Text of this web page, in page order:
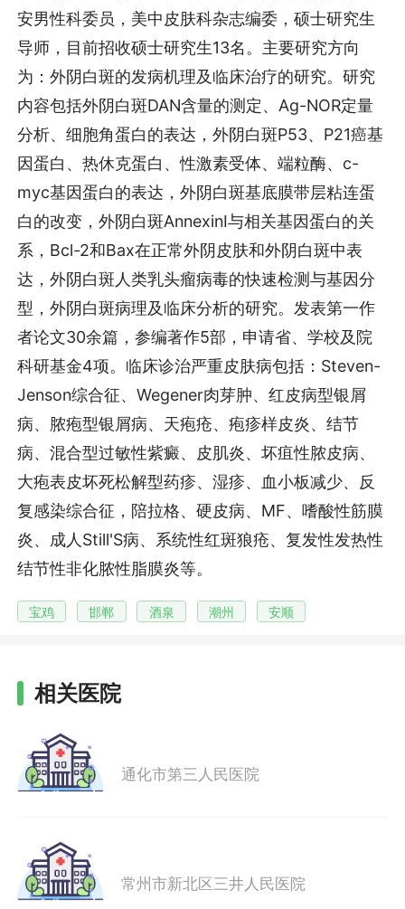
安男性科委员，美中皮肤科杂志编委，硕士研究生
导师，目前招收硕士研究生13名。主要研究方向
为：外阴白斑的发病机理及临床治疗的研究。研究
内容包括外阴白斑DAN含量的测定、Ag-NOR定量
分析、细胞角蛋白的表达，外阴白斑P53、P21癌基
因蛋白、热休克蛋白、性激素受体、端粒酶、c-
myc基因蛋白的表达，外阴白斑基底膜带层粘连蛋
白的改变，外阴白斑AnnexinⅠ与相关基因蛋白的关
系，Bcl-2和Bax在正常外阴皮肤和外阴白斑中表
达，外阴白斑人类乳头瘤病毒的快速检测与基因分
型，外阴白斑病理及临床分析的研究。发表第一作
者论文30余篇，参编著作5部，申请省、学校及院
科研基金4项。临床诊治严重皮肤病包括：Steven-
Jenson综合征、Wegener肉芽肿、红皮病型银屑
病、脓疱型银屑病、天疱疮、疱疹样皮炎、结节
病、混合型过敏性紫癜、皮肌炎、坏疽性脓皮病、
大疱表皮坏死松解型药疹、湿疹、血小板减少、反
复感染综合征，陪拉格、硬皮病、MF、嗜酸性筋膜
炎、成人Still'S病、系统性红斑狼疮、复发性发热性
结节性非化脓性脂膜炎等。
宝鸡 邯郸 酒泉 潮州 安顺
相关医院
通化市第三人民医院
常州市新北区三井人民医院